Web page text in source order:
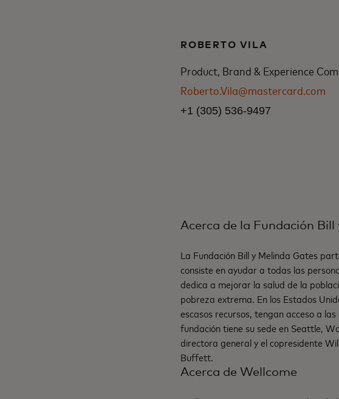
ROBERTO VILA
Product, Brand & Experience
Roberto.Vila@mastercard.com
+1 (305) 536-9497
Acerca de la Fundación
La Fundación Bill y Melinda Gates
consiste en ayudar a todas las
dedica a mejorar la salud de la
pobreza extrema. En los Estados
escasos recursos, tengan acceso a
fundación tiene su sede en Seattle,
directora general y el copresidente
Buffett.
Acerca de Wellcome